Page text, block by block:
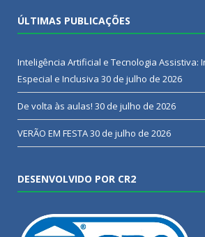
ÚLTIMAS PUBLICAÇÕES
Inteligência Artificial e Tecnologia Assistiva:
Especial e Inclusiva 30 de julho de 2026
De volta às aulas! 30 de julho de 2026
VERÃO EM FESTA30 de julho de 2026
DESENVOLVIDO POR CR2